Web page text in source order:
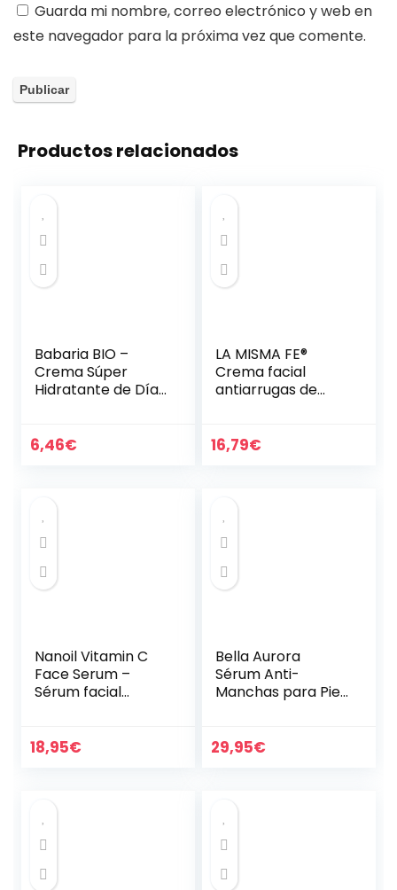
Guarda mi nombre, correo electrónico y web en
este navegador para la próxima vez que comente.
Productos relacionados
Babaria BIO –
Crema Súper
Hidratante de Día,
Hialurónico, para
6,46€
LA MISMA FE®
Crema facial
antiarrugas de
planctón, ácido
16,79€
Nanoil Vitamin C
Face Serum –
Sérum facial
antienvejecimient
18,95€
Bella Aurora
Sérum Anti-
Manchas para Piel
Despigmentante |
29,95€